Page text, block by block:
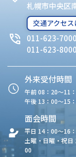
札幌市中央区
交通アクセ
011-623-7000
011-623-8000
外来受付時間
午前 08：20〜11
午後 13：00〜15
面会時間
平日 14：00〜16
土曜・日曜・祝日
00